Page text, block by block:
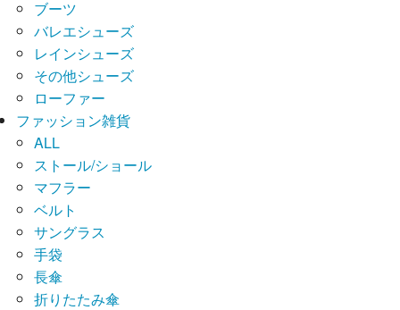
ブーツ
バレエシューズ
レインシューズ
その他シューズ
ローファー
ファッション雑貨
ALL
ストール/ショール
マフラー
ベルト
サングラス
手袋
長傘
折りたたみ傘